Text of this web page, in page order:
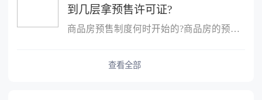
到几层拿预售许可证?
商品房预售制度何时开始的?商品房的预售制度是在1953年,由香港的霍
查看全部